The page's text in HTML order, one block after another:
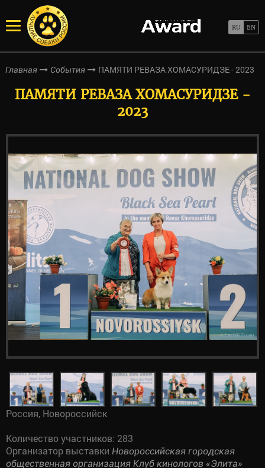
Главная События ПАМЯТИ РЕВАЗА ХОМАСУРИДЗЕ - 2023
ПАМЯТИ РЕВАЗА ХОМАСУРИДЗЕ -
2023
Россия, Новороссийск
Количество участников: 283
Организатор выставки Новороссийская городская
общественная организация Клуб кинологов «Элита»